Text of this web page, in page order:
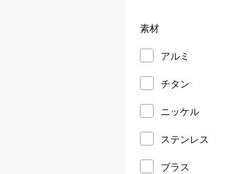
素材
アルミ
チタン
ニッケル
ステンレス
ブラス